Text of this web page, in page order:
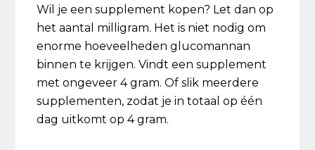
Wil je een supplement kopen? Let dan op
het aantal milligram. Het is niet nodig om
enorme hoeveelheden glucomannan
binnen te krijgen. Vindt een supplement
met ongeveer 4 gram. Of slik meerdere
supplementen, zodat je in totaal op één
dag uitkomt op 4 gram.